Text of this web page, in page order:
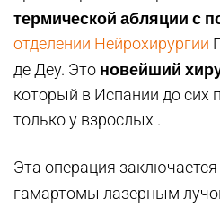
термической абляции с
отделении Нейрохирургии
де Деу. Это новейший
который в Испании до сих
только у взрослых .
Эта операция
гамартомы лазерным